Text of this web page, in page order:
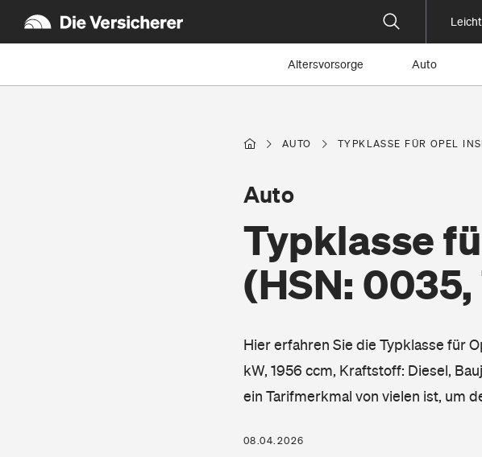
Altersvorsorge Auto
AUTO TYPKLASSE FÜR OPEL
Typklasse
(HSN:
Auto
Hier erfahren Sie die Typklasse für
kW, 1956 ccm, Kraftstoff: Diesel,
ein Tarifmerkmal von vielen ist, um
08.04.2026